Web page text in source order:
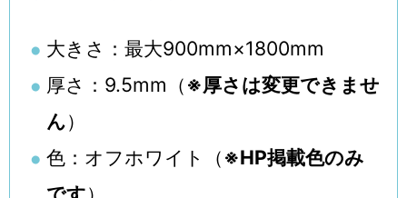
大きさ：最大900mm×1800mm
厚さ：9.5mm（※厚さは変更できませ
ん）
色：オフホワイト（※HP掲載色のみ